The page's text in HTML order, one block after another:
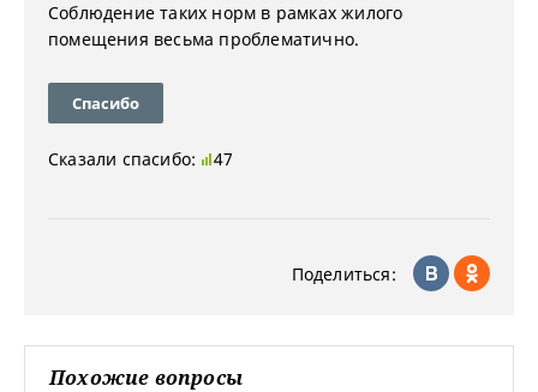
Соблюдение таких норм в рамках жилого
помещения весьма проблематично.
Спасибо
Сказали спасибо: 47
Поделиться:
Похожие вопросы